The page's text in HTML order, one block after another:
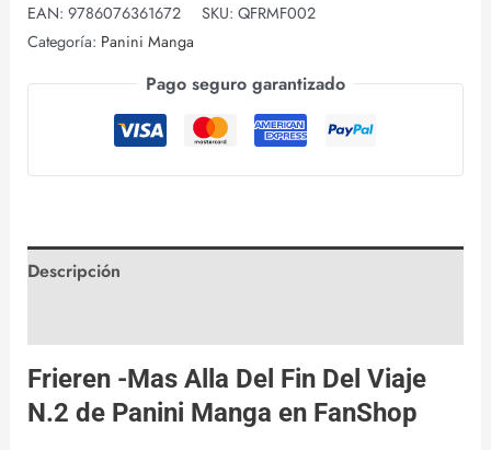
EAN: 9786076361672 SKU: QFRMF002
Categoría: Panini Manga
Pago seguro garantizado
Descripción
Frieren -Mas Alla Del Fin Del Viaje
N.2 de Panini Manga en FanShop